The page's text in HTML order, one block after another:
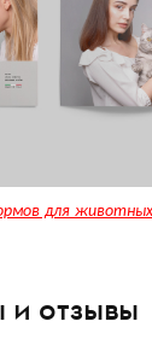
для
и отзывы